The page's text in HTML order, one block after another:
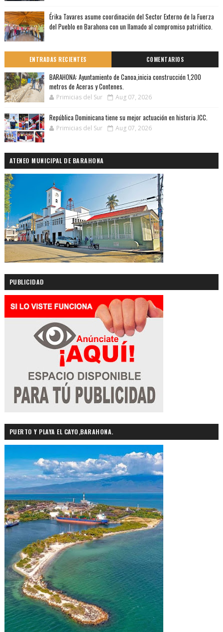
Érika Tavares asume coordinación del Sector Externo de la Fuerza
del Pueblo en Barahona con un llamado al compromiso patriótico.
ENTRADAS RECIENTES COMENTARIOS
BARAHONA: Ayuntamiento de Canoa,inicia construcción 1,200
metros de Aceras y Contenes.
Primicias del Sur Aug 07, 2026
República Dominicana tiene su mejor actuación en historia JCC.
Primicias del Sur Aug 07, 2026
ATENEO MUNICIPAL DE BARAHONA
PUBLICIDAD
PUERTO Y PLAYA EL CAYO,BARAHONA.